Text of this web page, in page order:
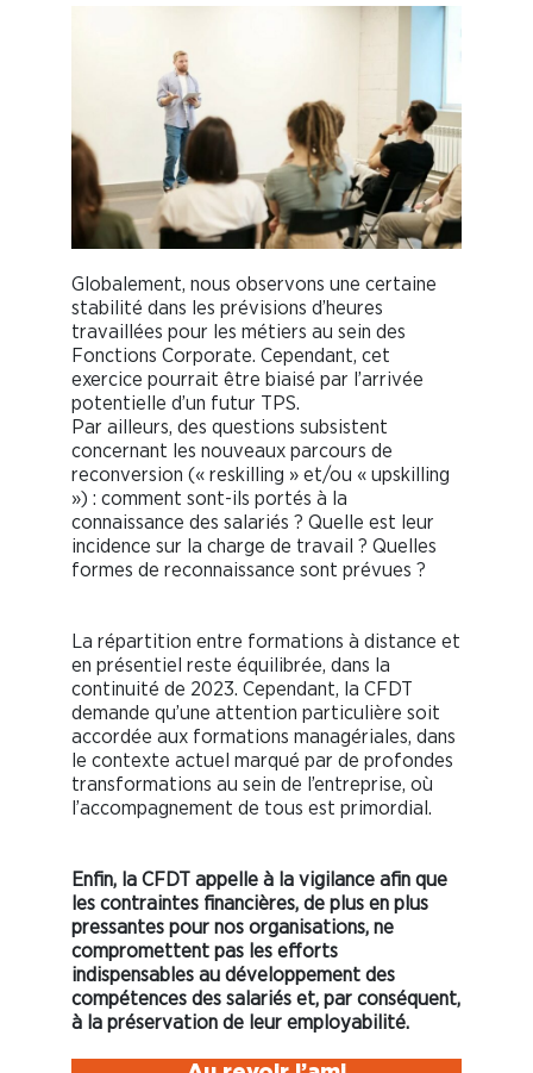
Globalement, nous observons une certaine
stabilité dans les prévisions d’heures
travaillées pour les métiers au sein des
Fonctions Corporate. Cependant, cet
exercice pourrait être biaisé par l’arrivée
potentielle d’un futur TPS.
Par ailleurs, des questions subsistent
concernant les nouveaux parcours de
reconversion (« reskilling » et/ou « upskilling
») : comment sont-ils portés à la
connaissance des salariés ? Quelle est leur
incidence sur la charge de travail ? Quelles
formes de reconnaissance sont prévues ?
La répartition entre formations à distance et
en présentiel reste équilibrée, dans la
continuité de 2023. Cependant, la CFDT
demande qu’une attention particulière soit
accordée aux formations managériales, dans
le contexte actuel marqué par de profondes
transformations au sein de l’entreprise, où
l’accompagnement de tous est primordial.
Enfin, la CFDT appelle à la vigilance afin que
les contraintes financières, de plus en plus
pressantes pour nos organisations, ne
compromettent pas les efforts
indispensables au développement des
compétences des salariés et, par conséquent,
à la préservation de leur employabilité.